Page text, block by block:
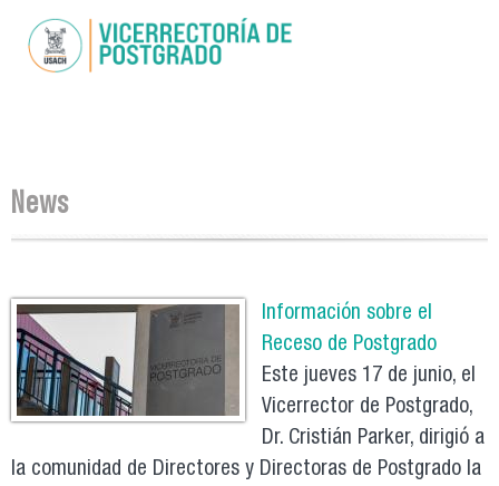
main
You are here
News
Información sobre el
Receso de Postgrado
Este jueves 17 de junio, el
Vicerrector de Postgrado,
Dr. Cristián Parker, dirigió a
la comunidad de Directores y Directoras de Postgrado la
Pages